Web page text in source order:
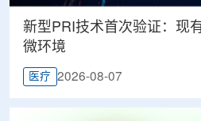
新型PRI技术首次验证：现
微环境
医疗 2026-08-07